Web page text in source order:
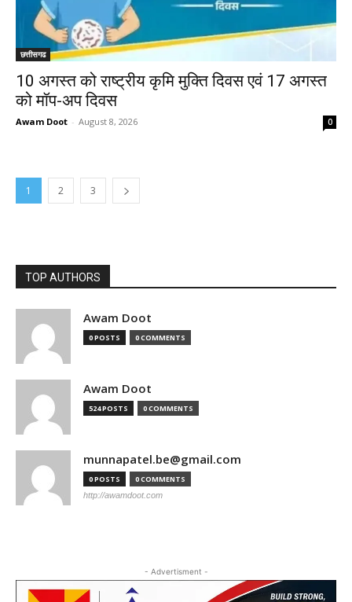
छत्तीसगढ
10 अगस्त को राष्ट्रीय कृमि मुक्ति दिवस एवं 17 अगस्त
को मॉप-अप दिवस
Awam Doot - August 8, 2026 0
1 2 3
TOP AUTHORS
Awam Doot
0 POSTS 0 COMMENTS
Awam Doot
524 POSTS 0 COMMENTS
munnapatel.be@gmail.com
0 POSTS 0 COMMENTS
http://awamdoot.com
- Advertisment -